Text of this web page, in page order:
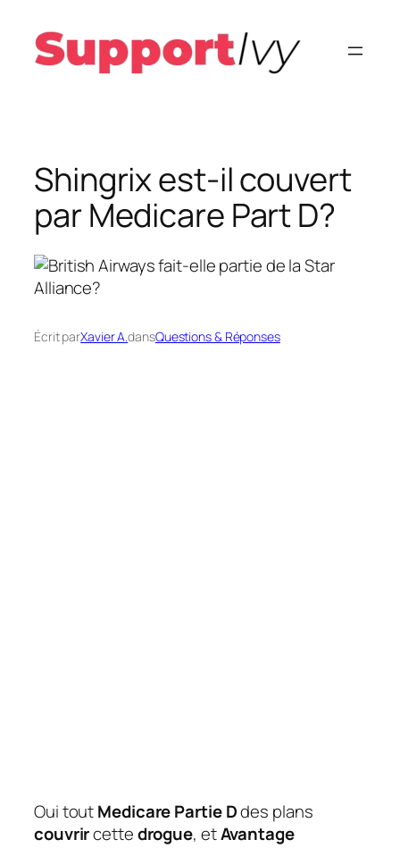
contenu
Shingrix est-il couvert
par Medicare Part D?
Écrit parXavier A.dansQuestions & Réponses
Oui toutMedicare Partie Ddes plans
couvrircettedrogue, etAvantage